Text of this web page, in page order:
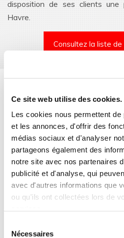
Ce site web utilise des cookies.
Les cookies nous permettent
et les annonces, d'offrir des
médias sociaux et d'analyser
partageons également des
notre site avec nos partenaires
publicité et d'analyse, qui
avec d'autres informations que
ou qu'ils ont collectées lors de
Nécessaires
disposition de ses clients une
Havre.
Consultez la liste
Nos
Notre mission première est
demandes de nos clients,
(grossistes importateurs) sur
Afrique de l’Ouest.
En qualité de représentant de
sélectionnons des
conditions tarifaires optimisées.
Par ailleurs, sur le plan
tissés des relations